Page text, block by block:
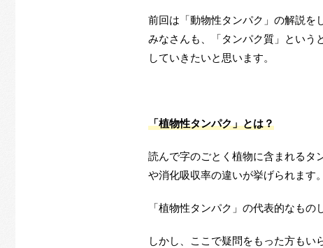
前回は「動物性タンパク」の解説を
みなさんも、「タンパク質」という
していきたいと思います。
「植物性タンパク」とは？
読んで字のごとく植物に含まれるタ
や消化吸収率の違いが挙げられます。
「植物性タンパク」の代表的なも
しかし、ここで疑問をもった方もい